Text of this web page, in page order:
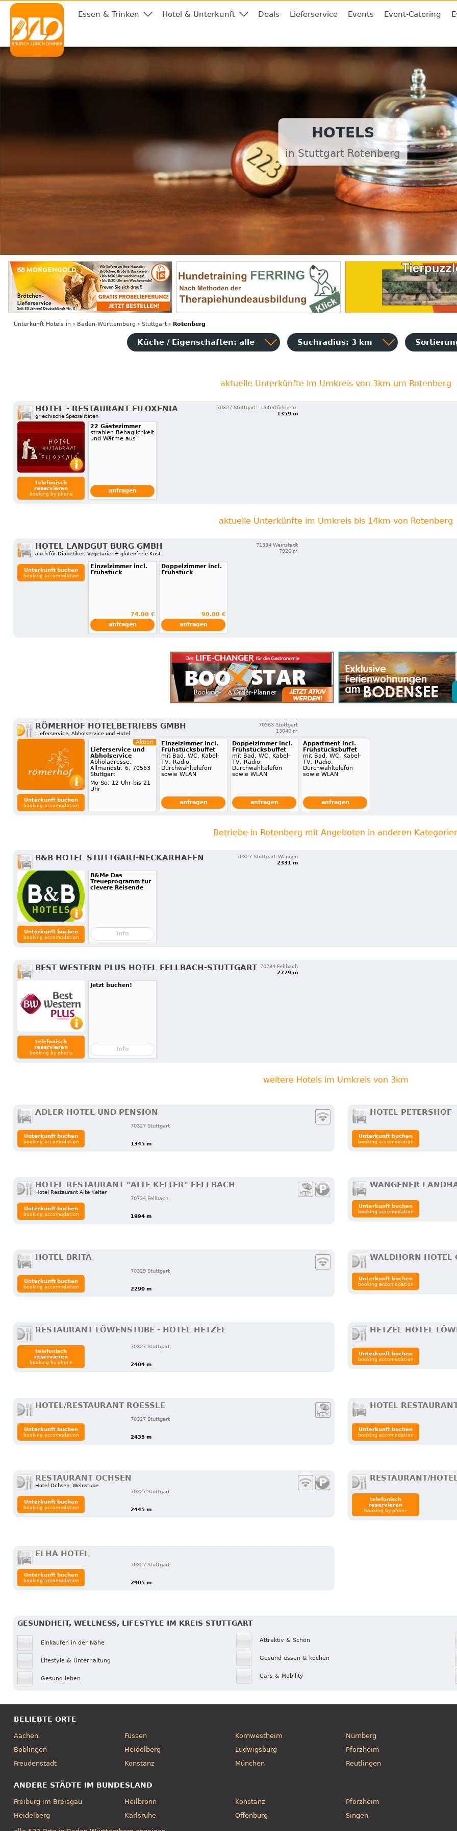
Essen & Trinken Hotel & Unterkunft Deals Lieferservice Events Event-Catering
HOTELS
in Stuttgart Rotenberg
Unterkunft Hotels in › Baden-Württemberg › Stuttgart› Rotenberg
Küche / Eigenschaften: alle Suchradius: 3 km
aktuelle Unterkünfte im Umkreis von 3km um Rotenberg
HOTEL - RESTAURANT FILOXENIA
griechische Spezialitäten
70327 Stuttgart - Untertürkheim
1359 m
telefonisch
reservieren
booking by phone
22 Gästezimmer
strahlen Behaglichkeit
und Wärme aus
anfragen
aktuelle Unterkünfte im Umkreis bis 14km von Rotenberg
HOTEL LANDGUT BURG GMBH
auch für Diabetiker, Vegetarier + glutenfreie Kost
71384 Weinstadt
7926 m
Unterkunft buchen
booking accomodation
Einzelzimmer incl.
Frühstück
74.00 €
anfragen
Doppelzimmer incl.
Frühstück
90.00 €
anfragen
RÖMERHOF HOTELBETRIEBS GMBH
Lieferservice, Abholservice und Hotel
70563 Stuttgart
13040 m
Unterkunft buchen
booking accomodation
Aktion
Lieferservice und
Abholservice
Abholadresse:
Allmandstr. 6, 70563
Stuttgart
Mo-So: 12 Uhr bis 21
Uhr
Einzelzimmer incl.
Frühstücksbuffet
mit Bad, WC, Kabel-
TV, Radio,
Durchwahltelefon
sowie WLAN
anfragen
Doppelzimmer incl.
Frühstücksbuffet
mit Bad, WC, Kabel-
TV, Radio,
Durchwahltelefon
sowie WLAN
anfragen
Appartment incl.
Frühstücksbuffet
mit Bad, WC, Kabel-
TV, Radio,
Durchwahltelefon
sowie WLAN
anfragen
Betriebe in Rotenberg mit Angeboten in anderen
B&B HOTEL STUTTGART-NECKARHAFEN
70327 Stuttgart-Wangen
2331 m
Unterkunft buchen
booking accomodation
B&Me Das
Treueprogramm für
clevere Reisende
Info
BEST WESTERN PLUS HOTEL FELLBACH-STUTTGART
70734 Fellbach
2779 m
telefonisch
reservieren
booking by phone
Jetzt buchen!
Info
weitere Hotels im Umkreis von 3km
ADLER HOTEL UND PENSION
70327 Stuttgart
1345 m
Unterkunft buchen
booking accomodation
HOTEL PETERSHOF
Unterkunft buchen
booking accomodation
HOTEL RESTAURANT "ALTE KELTER" FELLBACH
Hotel Restaurant Alte Kelter
70734 Fellbach
1994 m
Unterkunft buchen
booking accomodation
WANGENER
Unterkunft buchen
booking accomodation
HOTEL BRITA
70329 Stuttgart
2290 m
Unterkunft buchen
booking accomodation
WALDHORN HOTEL
Unterkunft buchen
booking accomodation
RESTAURANT LÖWENSTUBE - HOTEL HETZEL
70327 Stuttgart
2404 m
telefonisch
reservieren
booking by phone
HETZEL HOTEL
Unterkunft buchen
booking accomodation
HOTEL/RESTAURANT ROESSLE
70327 Stuttgart
2435 m
Unterkunft buchen
booking accomodation
HOTEL
Unterkunft buchen
booking accomodation
RESTAURANT OCHSEN
Hotel Ochsen, Weinstube
70327 Stuttgart
2445 m
Unterkunft buchen
booking accomodation
RESTAURANT/
telefonisch
reservieren
booking by phone
ELHA HOTEL
70327 Stuttgart
2905 m
Unterkunft buchen
booking accomodation
GESUNDHEIT, WELLNESS, LIFESTYLE IM KREIS STUTTGART
Einkaufen in der Nähe
Lifestyle & Unterhaltung
Gesund leben
Attraktiv & Schön
Gesund essen & kochen
Cars & Mobility
BELIEBTE ORTE
Aachen
Böblingen
Freudenstadt
Füssen
Heidelberg
Konstanz
Kornwestheim
Ludwigsburg
München
Nürnberg
Pforzheim
Reutlingen
ANDERE STÄDTE IM BUNDESLAND
Freiburg im Breisgau
Heidelberg
Heilbronn
Karlsruhe
Konstanz
Offenburg
Pforzheim
Singen